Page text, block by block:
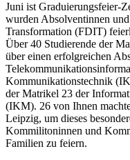
Juni ist Graduierungsfeier-
wurden Absolventinnen
Transformation (FDIT)
Über 40 Studierende der
über einen erfolgreichen
Kommunikationstechnik
der Matrikel 23 der
(IKM). 26 von Ihnen
Leipzig, um dieses
Kommilitoninnen und
Familien zu feiern.